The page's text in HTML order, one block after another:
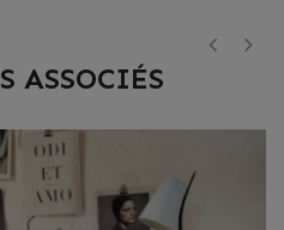
ASSOCIÉS